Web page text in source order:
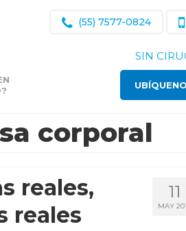
(55) 7577-0824
SIN
corporal
11
MAY
reales,
reales